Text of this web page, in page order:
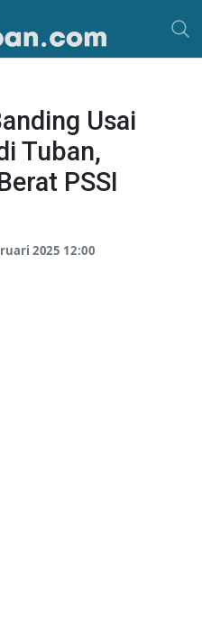
Usai
Tuban,
PSSI
2025 12:00